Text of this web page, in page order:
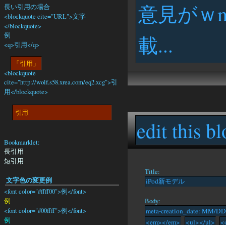
意見がｗ
載...
edit this
Title:
Body:
長い引用の場合
<blockquote cite="URL">文字
</blockquote>
例
<q>引用</q>
引用
<blockquote
cite="http://wolf.s58.xrea.com/eq2.xcg">引
用</blockquote>
引用
Bookmarklet:
長引用
短引用
文字色の変更例
<font color="#ffff00">例</font>
例
<font color="#00ffff">例</font>
例